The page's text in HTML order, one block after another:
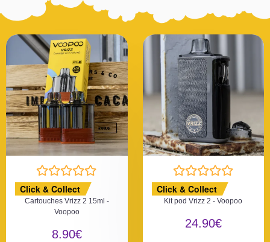
N
o
Click & Collect
Cartouches Vrizz 2 15ml -
Voopoo
8.90€
N
o
t
Click & Collect
Kit pod Vrizz 2 - Voopoo
24.90€